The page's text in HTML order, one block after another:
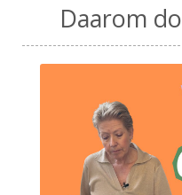
Daarom